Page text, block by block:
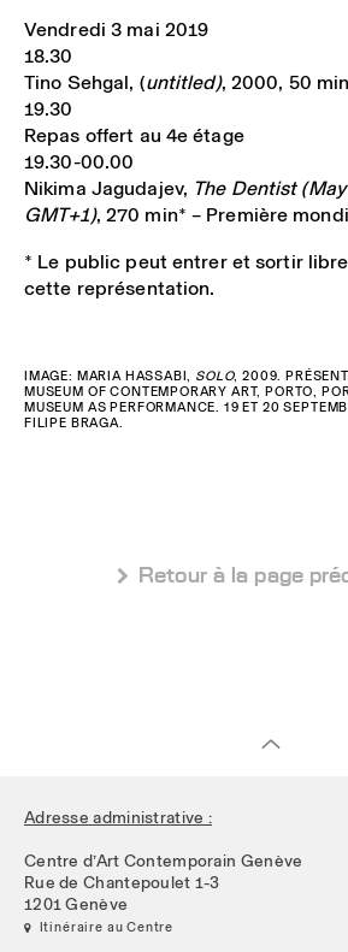
Vendredi 3 mai 2019
18.30
Tino Sehgal, (untitled), 2000, 50 min
19.30
Repas offert au 4e étage
19.30-00.00
Nikima Jagudajev, The Dentist
GMT+1), 270 min* – Première
* Le public peut entrer et sortir
cette représentation.
IMAGE: MARIA HASSABI, SOLO, 2009.
MUSEUM OF CONTEMPORARY ART, PORTO,
MUSEUM AS PERFORMANCE. 19 ET 20
FILIPE BRAGA.
 Retour à la page
Adresse administrative :
Centre d’Art Contemporain Genève
Rue de Chantepoulet 1-3
1201 Genève
 Itinéraire au Centre